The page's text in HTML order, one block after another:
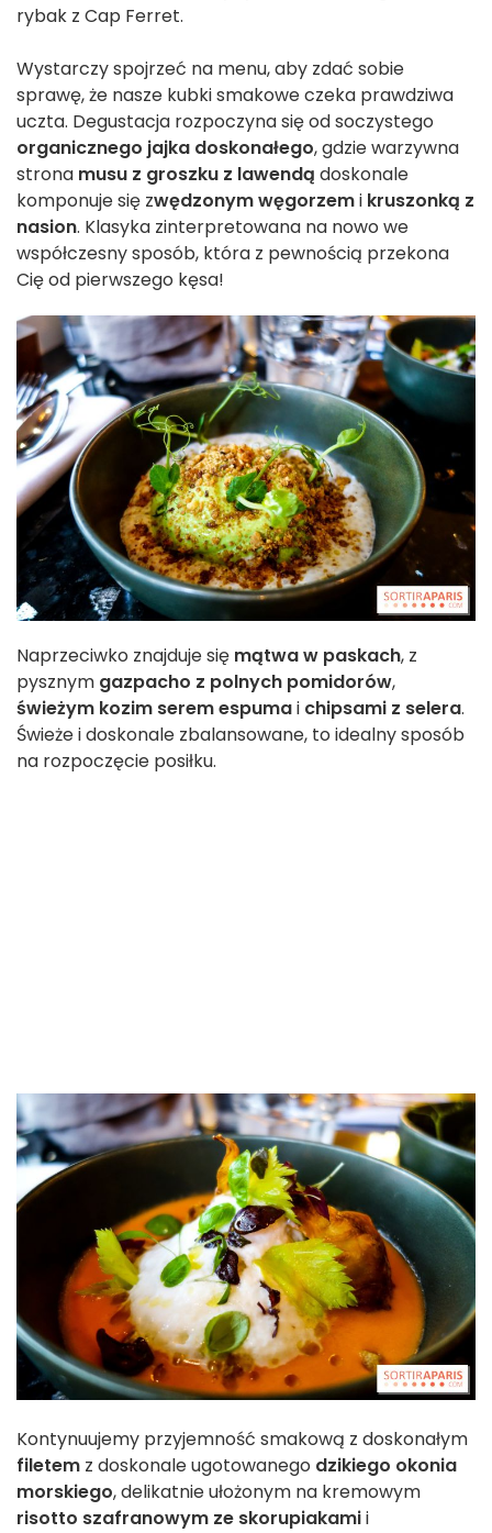
rybak z Cap Ferret.
Wystarczy spojrzeć na menu, aby zdać sobie
sprawę, że nasze kubki smakowe czeka prawdziwa
uczta. Degustacja rozpoczyna się od soczystego
organicznego jajka doskonałego, gdzie warzywna
strona musu z groszku z lawendą doskonale
komponuje się zwędzonym węgorzemi kruszonką z
nasion. Klasyka zinterpretowana na nowo we
współczesny sposób, która z pewnością przekona
Cię od pierwszego kęsa!
Naprzeciwko znajduje się mątwa w paskach, z
pysznym gazpacho z polnych pomidorów,
świeżym kozim serem espumai chipsami z selera.
Świeże i doskonale zbalansowane, to idealny sposób
na rozpoczęcie posiłku.
Kontynuujemy przyjemność smakową z doskonałym
filetem z doskonale ugotowanego dzikiego okonia
morskiego, delikatnie ułożonym na kremowym
risotto szafranowym ze skorupiakamii